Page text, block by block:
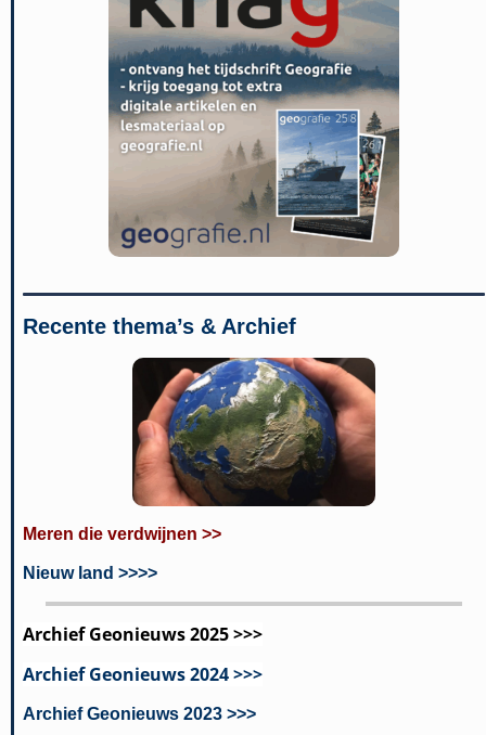
Recente thema’s & Archief
Meren die verdwijnen >>
Nieuw land >>>>
Archief Geonieuws 2025 >>>
Archief Geonieuws 2024 >>>
Archief Geonieuws 2023 >>>